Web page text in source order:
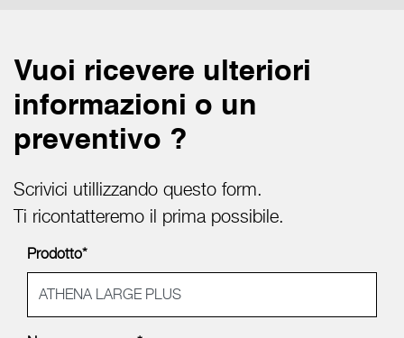
Vuoi ricevere ulteriori
informazioni o un
preventivo ?
Scrivici utillizzando questo form.
Ti ricontatteremo il prima possibile.
Prodotto*